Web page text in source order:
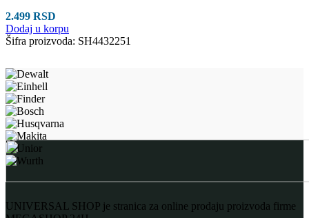
2.499 RSD
Dodaj u korpu
Šifra proizvoda: SH4432251
UNIVERSAL SHOP je stranica za online prodaju proizvoda firme